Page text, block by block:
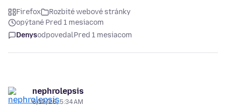
Firefox
Rozbité webové stránky
opýtané Pred 1 mesiacom
DenysodpovedalPred 1 mesiacom
nephrolepsis
6/12/26, 5:34 AM